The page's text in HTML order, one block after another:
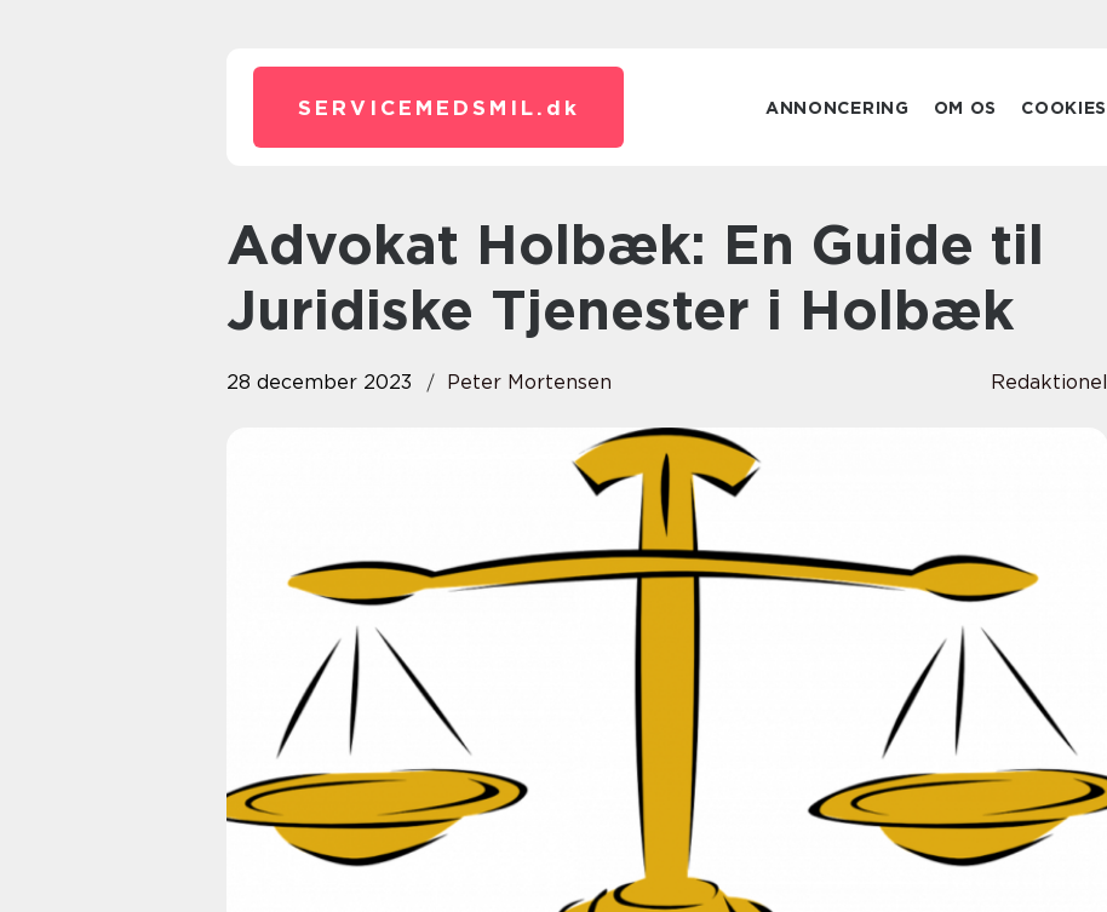
SERVICEMEDSMIL. dk ANNONCERING OM OS COOKIES
Advokat Holbæk: En Guide til
Juridiske Tjenester i Holbæk
28 december 2023 Peter Mortensen Redaktionel